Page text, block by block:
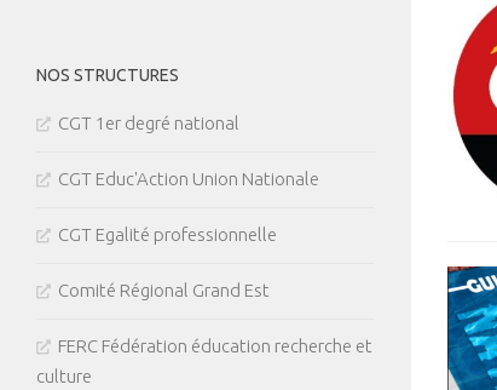
NOS STRUCTURES
CGT 1er degré national
CGT Educ'Action Union Nationale
CGT Egalité professionnelle
Comité Régional Grand Est
FERC Fédération éducation recherche et
culture